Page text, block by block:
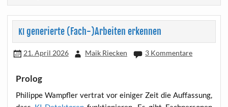
KIgenerierte (Fach-)Arbeiten erkennen
21. April 2026 Maik Riecken 3 Kommentare
Prolog
Phil­ip­pe Wampf­ler ver­trat vor eini­ger Zeit die Auf­fas­sung,